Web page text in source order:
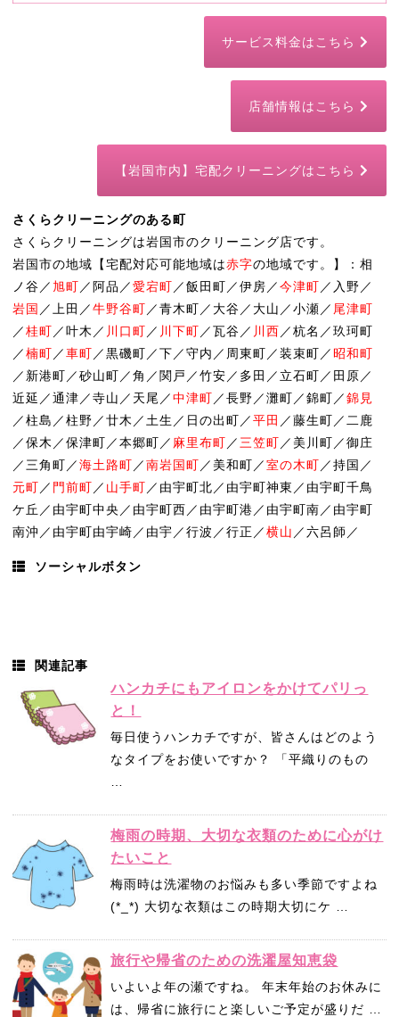
サービス料金はこちら
店舗情報はこちら
【岩国市内】宅配クリーニングはこちら
さくらクリーニングのある町
さくらクリーニングは岩国市のクリーニング店です。
岩国市の地域【宅配対応可能地域は赤字の地域です。】：相
ノ谷／旭町 ／阿品／愛宕町 ／飯田町／伊房／今津町 ／入野／
岩国 ／上田／牛野谷町 ／青木町／大谷／大山／小瀬／ 尾津町
／桂町 ／叶木／ 川口町 ／ 川下町 ／瓦谷／ 川西 ／杭名／玖珂町
／楠町 ／車町 ／黒磯町／下／守内／周東町／装束町／昭和町
／新港町／砂山町／角／関戸／竹安／多田／立石町／田原／
近延／通津／寺山／天尾／中津町 ／長野／灘町／錦町／錦見
／柱島／柱野／廿木／土生／日の出町／平田 ／藤生町／二鹿
／保木／保津町／本郷町／ 麻里布町 ／ 三笠町 ／美川町／御庄
／三角町／海土路町 ／南岩国町 ／美和町／室の木町 ／持国／
元町 ／ 門前町 ／ 山手町 ／由宇町北／由宇町神東／由宇町千鳥
ケ丘／由宇町中央／由宇町西／由宇町港／由宇町南／由宇町
南沖／由宇町由宇崎／由宇／行波／行正／横山 ／六呂師／
ソーシャルボタン
関連記事
ハンカチにもアイロンをかけてパリっ
と！
毎日使うハンカチですが、皆さんはどのよう
なタイプをお使いですか？ 「平織りのもの
梅雨の時期、大切な衣類のために心がけ
たいこと
梅雨時は洗濯物のお悩みも多い季節ですよね
(*_*) 大切な衣類はこの時期大切にケ …
旅行や帰省のための洗濯屋知恵袋
いよいよ年の瀬ですね。 年末年始のお休みに
は、帰省に旅行にと楽しいご予定が盛りだ …